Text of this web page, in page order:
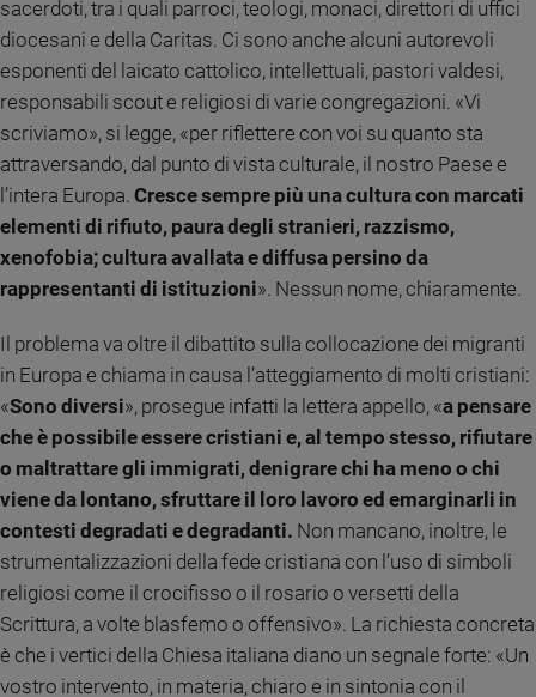
Costume
e
spettacoli
Sanremo
2026
Cinema,
Tv
Libri
Musica
Arte
Famiglia
ed
educazione
Genitori
e
e
giovani
sacerdoti, tra i quali parroci, teologi, monaci, direttori di uffici
diocesani e della Caritas. Ci sono anche alcuni autorevoli
esponenti del laicato cattolico, intellettuali, pastori valdesi,
responsabili scout e religiosi di varie congregazioni. «Vi
scriviamo», si legge, «per riflettere con voi su quanto sta
attraversando, dal punto di vista culturale, il nostro Paese e
l’intera Europa. Cresce sempre più una cultura con marcati
elementi di rifiuto, paura degli stranieri, razzismo,
xenofobia; cultura avallata e diffusa persino da
rappresentanti di istituzioni». Nessun nome, chiaramente.
Il problema va oltre il dibattito sulla collocazione dei migranti
in Europa e chiama in causa l’atteggiamento di molti cristiani:
«Sono diversi», prosegue infatti la lettera appello, «a pensare
che è possibile essere cristiani e, al tempo stesso, rifiutare
o maltrattare gli immigrati, denigrare chi ha meno o chi
viene da lontano, sfruttare il loro lavoro ed emarginarli in
contesti degradati e degradanti. Non mancano, inoltre, le
strumentalizzazioni della fede cristiana con l’uso di simboli
religiosi come il crocifisso o il rosario o versetti della
Scrittura, a volte blasfemo o offensivo». La richiesta concreta
è che i vertici della Chiesa italiana diano un segnale forte: «Un
vostro intervento, in materia, chiaro e in sintonia con il